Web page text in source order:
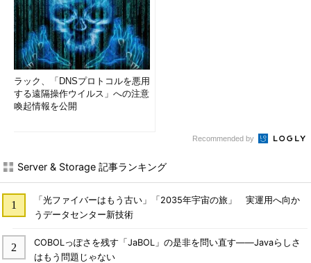
ラック、「DNSプロトコルを悪用
する遠隔操作ウイルス」への注意
喚起情報を公開
Recommended by
Server & Storage 記事ランキング
「光ファイバーはもう古い」「2035年宇宙の旅」 実運用へ向か
うデータセンター新技術
COBOLっぽさを残す「JaBOL」の是非を問い直す――Javaらしさ
はもう問題じゃない